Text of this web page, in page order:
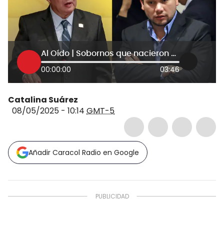
Al Oído | Sobornos que nacieron del Gobierno Petro dejaron a Name y Calle en la cárcel
00:00:00 03:46
Catalina Suárez
08/05/2025 - 10:14 GMT-5
Añadir Caracol Radio en Google